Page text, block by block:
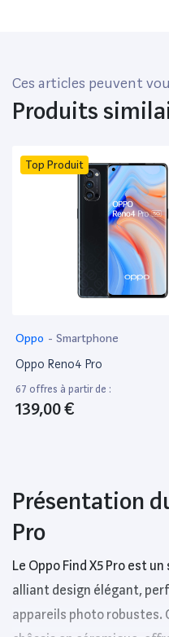
Ces articles peuvent
Produits
Top Produit
Oppo - Smartphone
Oppo Reno4 Pro
67 offres à partir de :
139,00 €
Présentation
Pro
Le Oppo Find X5 Pro est
alliant design élégant,
appareils photo robustes.